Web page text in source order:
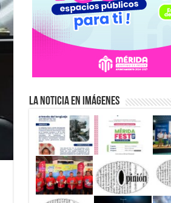
La Noticia en Imágenes